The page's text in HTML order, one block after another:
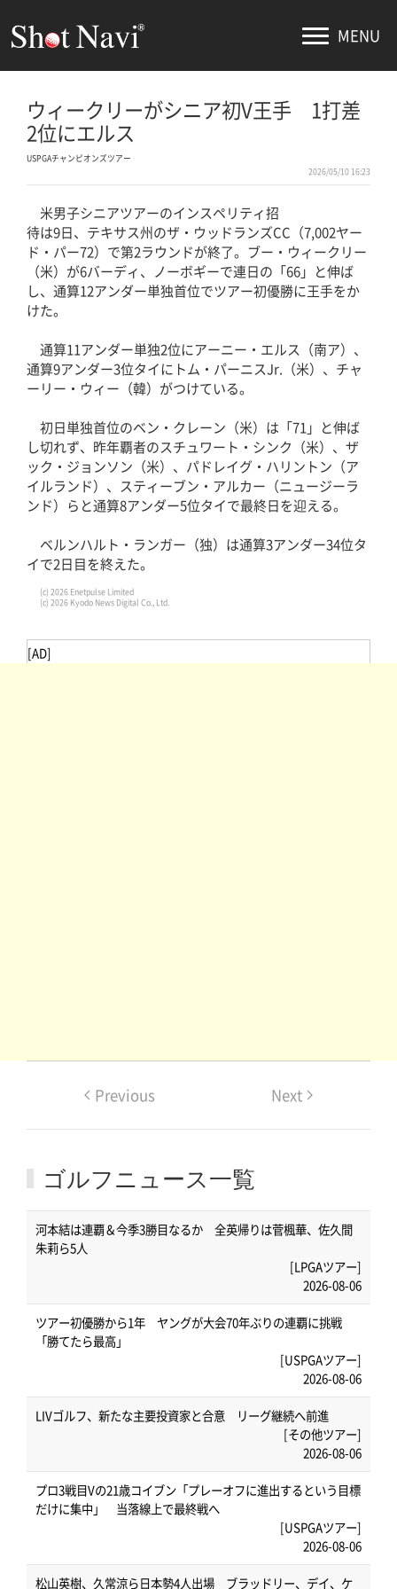
MENU
ウィークリーがシニア初V王手 1打差
2位にエルス
USPGAチャンピオンズツアー
2026/05/10 16:23
米男子シニアツアーのインスペリティ招
待は9日、テキサス州のザ・ウッドランズCC（7,002ヤー
ド・パー72）で第2ラウンドが終了。ブー・ウィークリー
（米）が6バーディ、ノーボギーで連日の「66」と伸ば
し、通算12アンダー単独首位でツアー初優勝に王手をか
けた。
通算11アンダー単独2位にアーニー・エルス（南ア）、
通算9アンダー3位タイにトム・パーニスJr.（米）、チャ
ーリー・ウィー（韓）がつけている。
初日単独首位のベン・クレーン（米）は「71」と伸ば
し切れず、昨年覇者のスチュワート・シンク（米）、ザ
ック・ジョンソン（米）、パドレイグ・ハリントン（ア
イルランド）、スティーブン・アルカー（ニュージーラ
ンド）らと通算8アンダー5位タイで最終日を迎える。
ベルンハルト・ランガー（独）は通算3アンダー34位タ
イで2日目を終えた。
(c) 2026 Enetpulse Limited
(c) 2026 Kyodo News Digital Co., Ltd.
[AD]
Previous Next
ゴルフニュース一覧
河本結は連覇＆今季3勝目なるか 全英帰りは菅楓華、佐久間
朱莉ら5人
[LPGAツアー]
2026-08-06
ツアー初優勝から1年 ヤングが大会70年ぶりの連覇に挑戦
「勝てたら最高」
[USPGAツアー]
2026-08-06
LIVゴルフ、新たな主要投資家と合意 リーグ継続へ前進
[その他ツアー]
2026-08-06
プロ3戦目Vの21歳コイブン「プレーオフに進出するという目標
だけに集中」 当落線上で最終戦へ
[USPGAツアー]
2026-08-06
松山英樹、久常涼ら日本勢4人出場 ブラッドリー、デイ、ケ